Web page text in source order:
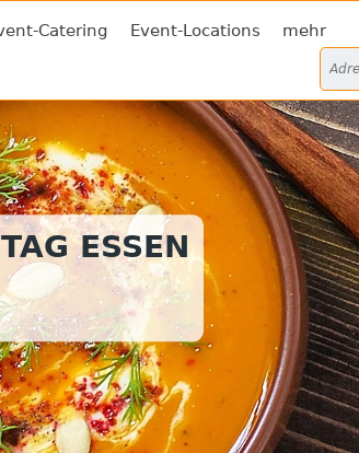
Catering Event-Locations mehr
ESSEN